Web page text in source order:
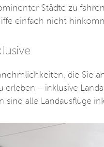
Städte zu
einfach nicht
die Sie
erleben – inklusive
sind alle Landausflüge